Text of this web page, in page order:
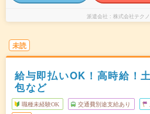
派遣会社 株式会社テク
未読
給与即払いOK！高時給！
包など
職種未経験OK 交通費別途支給あり